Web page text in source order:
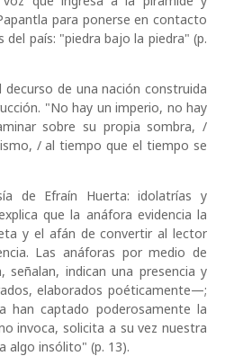
para ponerse en contacto
país: "piedra bajo la piedra" (p.
de una nación construida
"No hay un imperio, no hay
sobre su propia sombra, /
/ al tiempo que el tiempo se
de Efraín Huerta: idolatrías y
que la anáfora evidencia la
y el afán de convertir al lector
Las anáforas por medio de
señalan, indican una presencia y
elaborados poéticamente—;
han captado poderosamente la
invoca, solicita a su vez nuestra
algo insólito" (p. 13).